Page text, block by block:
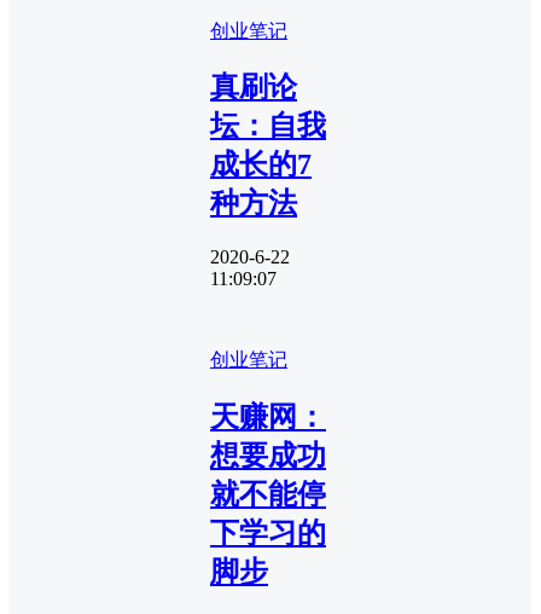
创业笔记
真刷论
坛：自我
成长的7
种方法
2020-6-22
11:09:07
创业笔记
天赚网：
想要成功
就不能停
下学习的
脚步